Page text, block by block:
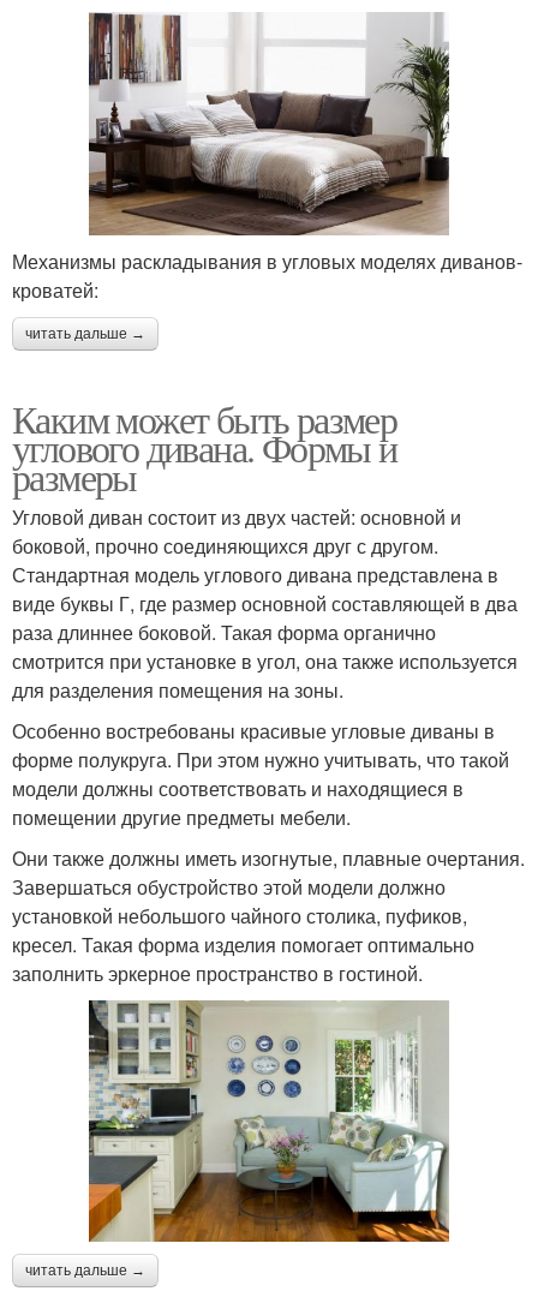
Механизмы раскладывания в угловых моделях диванов-
кроватей:
читать дальше →
Каким может быть размер
углового дивана. Формы и
размеры
Угловой диван состоит из двух частей: основной и
боковой, прочно соединяющихся друг с другом.
Стандартная модель углового дивана представлена в
виде буквы Г, где размер основной составляющей в два
раза длиннее боковой. Такая форма органично
смотрится при установке в угол, она также используется
для разделения помещения на зоны.
Особенно востребованы красивые угловые диваны в
форме полукруга. При этом нужно учитывать, что такой
модели должны соответствовать и находящиеся в
помещении другие предметы мебели.
Они также должны иметь изогнутые, плавные очертания.
Завершаться обустройство этой модели должно
установкой небольшого чайного столика, пуфиков,
кресел. Такая форма изделия помогает оптимально
заполнить эркерное пространство в гостиной.
читать дальше →